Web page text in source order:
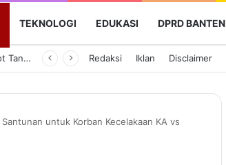
TEKNOLOGI EDUKASI DPRD BANTEN
Tingkatkan Keamanan dan Keselamatan Penyeberangan, Jasa Raharja Banten Hadiri Peresmian Sterilisasi Pelabuhan Merak Redaksi Iklan Disclaimer
untuk Korban Kecelakaan KA vs